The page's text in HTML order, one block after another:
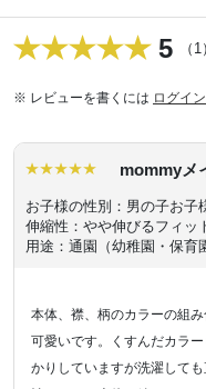
5 （1
※ レビューを書くには ログイン
mommyメ
お子様の性別：男の子お子
伸縮性：やや伸びるフィッ
用途：通園（幼稚園・保育
本体、襟、柄のカラーの組
可愛いです。くすんだカラ
かりしていますが洗濯して